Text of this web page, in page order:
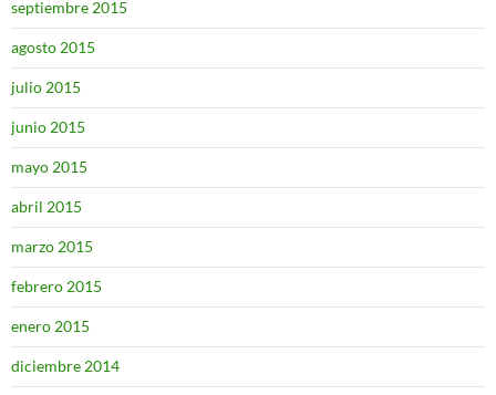
septiembre 2015
agosto 2015
julio 2015
junio 2015
mayo 2015
abril 2015
marzo 2015
febrero 2015
enero 2015
diciembre 2014